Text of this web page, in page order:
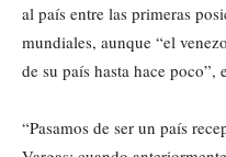
al país entre las primeras
mundiales, aunque “el
de su país hasta hace poco”,
“Pasamos de ser un país